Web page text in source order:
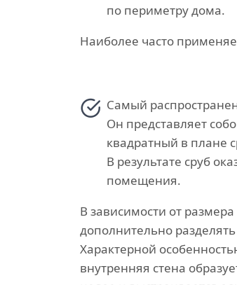
по периметру дома.
Наиболее часто
Самый
Он представляет
квадратный в плане
В результате сруб
помещения.
В зависимости от
дополнительно
Характерной
внутренняя стена